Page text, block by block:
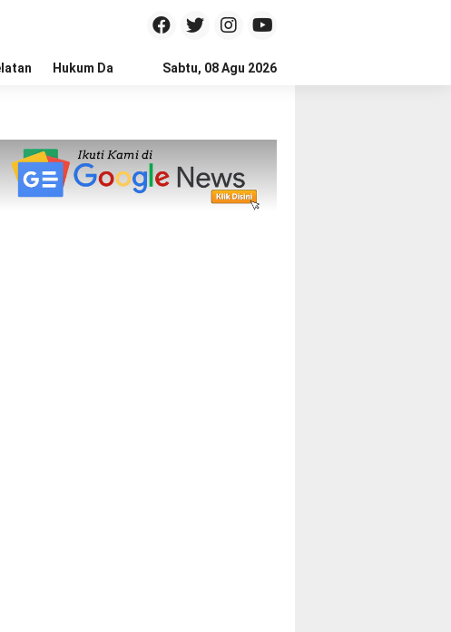
Hukum Dan Kriminal Politik Pendidikan
Sabtu, 08 Agu 2026